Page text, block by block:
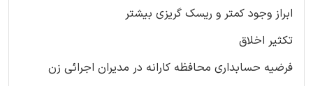
ابراز وجود کمتر و ریسک گریزی بیشتر
تکثیر اخلاق
فرضیه حسابداری محافظه کارانه در مدیران اجرائی زن